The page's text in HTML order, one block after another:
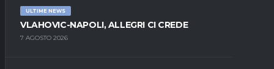
ULTIME NEWS
VLAHOVIC-NAPOLI, ALLEGRI CI CREDE
7 AGOSTO 2026